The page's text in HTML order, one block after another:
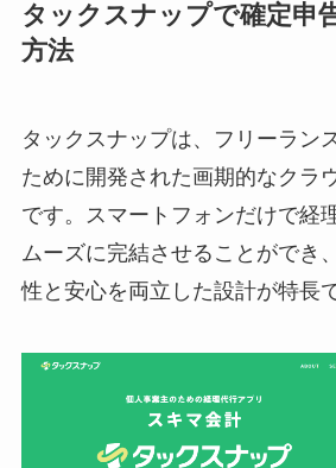
タックスナップで確定申
方法
タックスナップは、フリーラン
ために開発された画期的なクラ
です。スマートフォンだけで経
ムーズに完結させることができ
性と安心を両立した設計が特長で